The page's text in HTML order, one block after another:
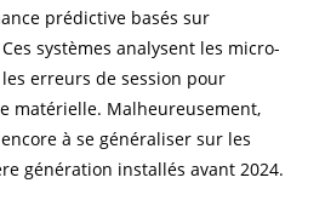
prédictive basés sur
systèmes analysent les micro-
erreurs de session pour
matérielle. Malheureusement,
à se généraliser sur les
génération installés avant 2024.